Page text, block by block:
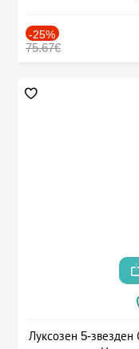
-25%
75.67€
Луксозен 5-